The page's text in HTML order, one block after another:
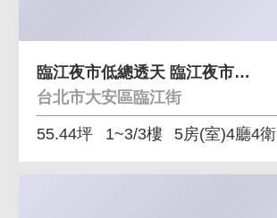
臨江夜市低總透天 臨江夜市整棟透天高投報穩定收租
台北市大安區臨江街
55.44坪 1~3/3樓 5房(室)4廳4衛